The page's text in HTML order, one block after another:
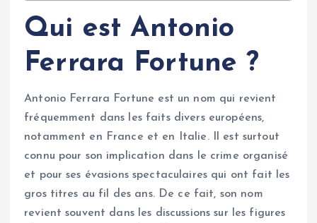
Qui est Antonio
Ferrara Fortune ?
Antonio Ferrara Fortune est un nom qui revient
fréquemment dans les faits divers européens,
notamment en France et en Italie. Il est surtout
connu pour son implication dans le crime organisé
et pour ses évasions spectaculaires qui ont fait les
gros titres au fil des ans. De ce fait, son nom
revient souvent dans les discussions sur les figures